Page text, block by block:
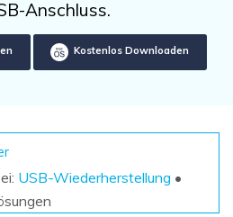
vom Mac-System
Kostenlos Testen
Daten kostenlos
Sign In
Anschluss.
Kostenlos Downloaden
USB-Wiederherstellung •